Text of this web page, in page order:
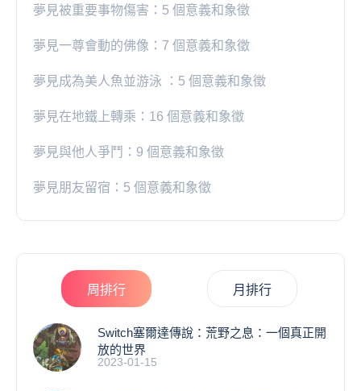
夢見被重要事物傷害：5 個意義和象徵
夢見一尊會動的佛像：7 個意義和象徵
夢見成為美人魚並游泳 ：5 個意義和象徵
夢見在地鐵上轉乘：16 個意義和象徵
夢見與他人爭鬥：9 個意義和象徵
夢見朋友留宿：5 個意義和象徵
周排行 月排行
Switch塞爾達傳說：荒野之息：一個真正開
放的世界
2023-01-15